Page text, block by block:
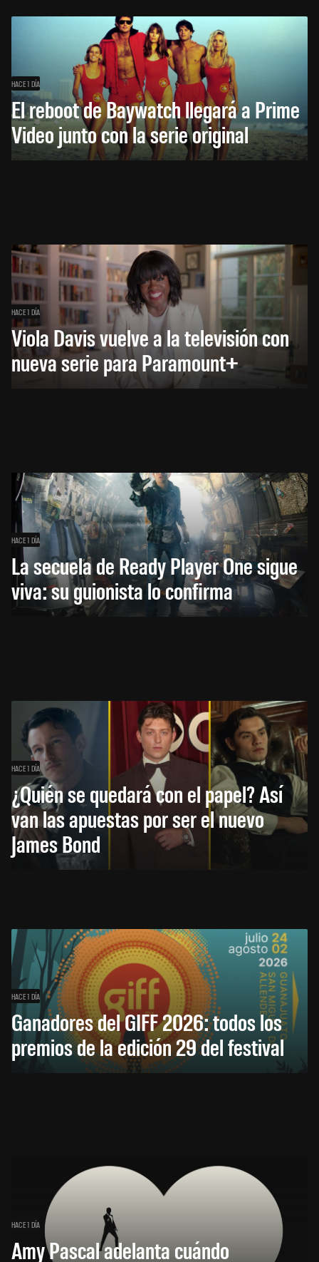
HACE 1 DÍA
El reboot de Baywatch llegará a Prime
Video junto con la serie original
HACE 1 DÍA
Viola Davis vuelve a la televisión con
nueva serie para Paramount+
HACE 1 DÍA
La secuela de Ready Player One sigue
viva: su guionista lo confirma
HACE 1 DÍA
¿Quién se quedará con el papel? Así
van las apuestas por ser el nuevo
James Bond
HACE 1 DÍA
Ganadores del GIFF 2026: todos los
premios de la edición 29 del festival
HACE 1 DÍA
Amy Pascal adelanta cuándo